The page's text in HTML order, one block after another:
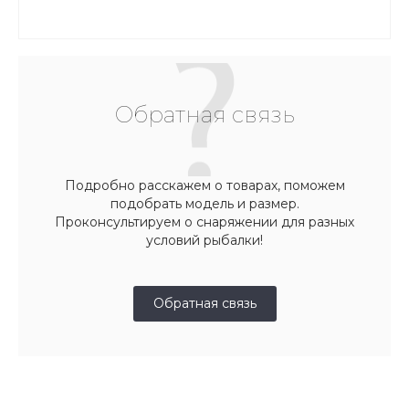
Обратная связь
Подробно расскажем о товарах, поможем
подобрать модель и размер.
Проконсультируем о снаряжении для разных
условий рыбалки!
Обратная связь